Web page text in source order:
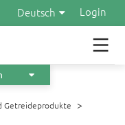
Login
Deutsch
Getreideprodukte >